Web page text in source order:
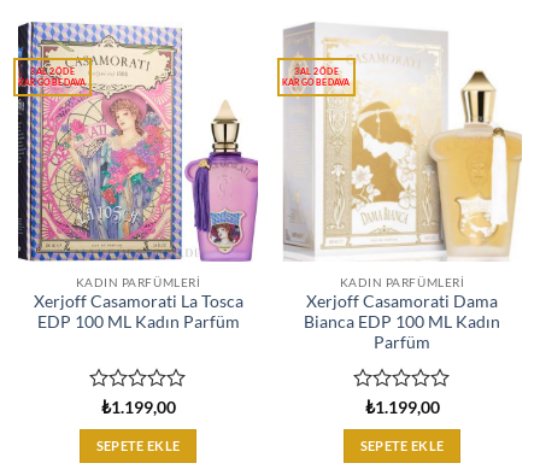
KADIN PARFÜMLERI
Xerjoff Casamorati La Tosca
EDP 100 ML Kadın Parfüm
üzerinden
0
oy
₺1.199,00
SEPETE EKLE
KADIN PARFÜMLERI
Xerjoff Casamorati Dama
Bianca EDP 100 ML Kadın
Parfüm
üzerinden
0
oy
₺1.199,00
SEPETE EKLE